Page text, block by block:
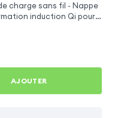
charge sans fil - Nappe
induction Qi pour
AJOUTER